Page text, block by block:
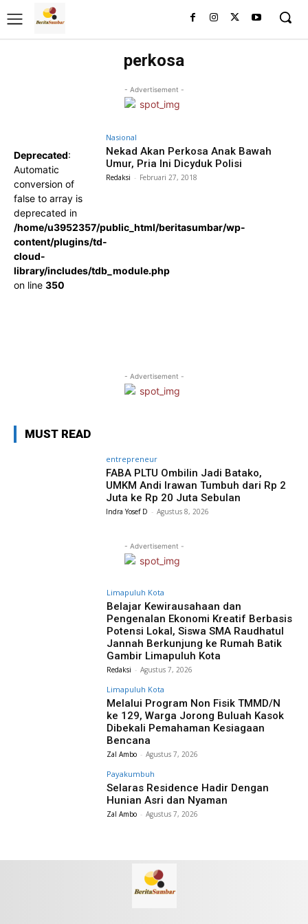
perkosa
- Advertisement -
Deprecated:
Automatic
conversion of
false to array is
deprecated in
/home/u3952357/public_html/beritasumbar/wp-
content/plugins/td-
cloud-
library/includes/tdb_module.php
on line 350
Nasional
Nekad Akan Perkosa Anak Bawah
Umur, Pria Ini Dicyduk Polisi
Redaksi - Februari 27, 2018
- Advertisement -
MUST READ
entrepreneur
FABA PLTU Ombilin Jadi Batako,
UMKM Andi Irawan Tumbuh dari Rp 2
Juta ke Rp 20 Juta Sebulan
Indra Yosef D - Agustus 8, 2026
- Advertisement -
Limapuluh Kota
Belajar Kewirausahaan dan
Pengenalan Ekonomi Kreatif Berbasis
Potensi Lokal, Siswa SMA Raudhatul
Jannah Berkunjung ke Rumah Batik
Gambir Limapuluh Kota
Redaksi - Agustus 7, 2026
Limapuluh Kota
Melalui Program Non Fisik TMMD/N
ke 129, Warga Jorong Buluah Kasok
Dibekali Pemahaman Kesiagaan
Bencana
Zal Ambo - Agustus 7, 2026
Payakumbuh
Selaras Residence Hadir Dengan
Hunian Asri dan Nyaman
Zal Ambo - Agustus 7, 2026